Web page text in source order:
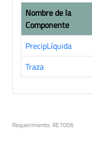
Nombre de la
Componente
PrecipLíquida
Traza
Requerimiento: RE7006